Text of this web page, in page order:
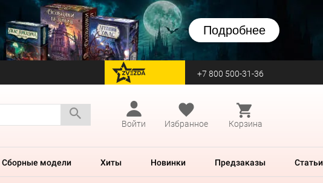
Подробнее
перейти на Zvezda +7 800 500-31-36
Войти
Избранное Корзина
Сборные модели Хиты Новинки Предзаказы Статьи